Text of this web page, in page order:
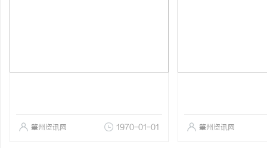
肇州资讯网 1970-01-01 肇州资讯网